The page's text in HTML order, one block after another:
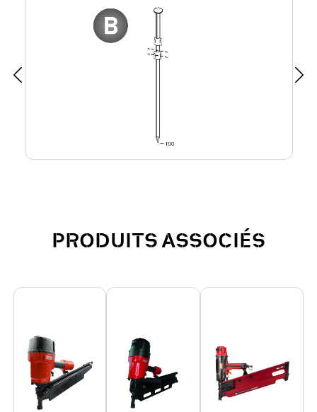
PRODUITS ASSOCIÉS